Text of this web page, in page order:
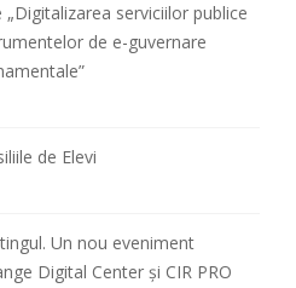
serviciilor publice
de e-guvernare
de Elevi
Un nou eveniment
Digital Center și CIR PRO